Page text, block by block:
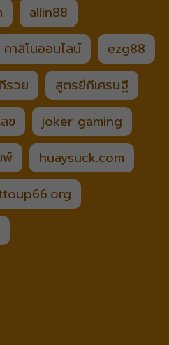
allin88
คาสิโนออนไลน์
ezg88
รวย
สูตรยี่กีเศรษฐี
ข
joker gaming
พ์
huaysuck.com